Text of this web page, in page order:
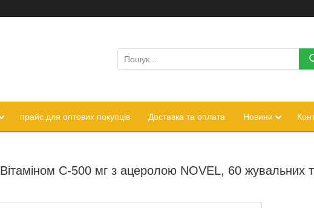
прайс для оптових покупців Доставка та оплата Новини
Вітаміном С-500 мг з ацеролою NOVEL, 60 жувальних